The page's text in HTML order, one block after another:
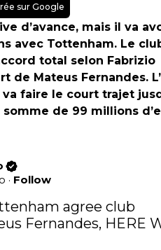
sur Google
d’avance, mais il va
avec Tottenham. Le
total selon Fabrizio
de Mateus Fernandes.
faire le court trajet
de 99 millions
· Follow
agree club
Fernandes, HERE